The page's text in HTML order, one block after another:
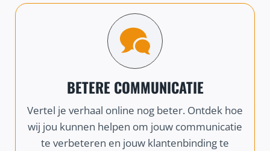
BETERE COMMUNICATIE
Vertel je verhaal online nog beter. Ontdek hoe
wij jou kunnen helpen om jouw communicatie
te verbeteren en jouw klantenbinding te